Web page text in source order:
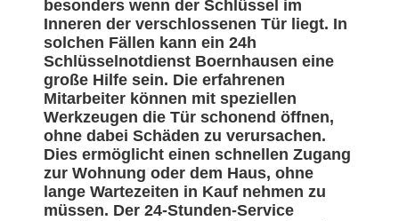
besonders wenn der Schlüssel im
Inneren der verschlossenen Tür liegt. In
solchen Fällen kann ein 24h
Schlüsselnotdienst Boernhausen eine
große Hilfe sein. Die erfahrenen
Mitarbeiter können mit speziellen
Werkzeugen die Tür schonend öffnen,
ohne dabei Schäden zu verursachen.
Dies ermöglicht einen schnellen Zugang
zur Wohnung oder dem Haus, ohne
lange Wartezeiten in Kauf nehmen zu
müssen. Der 24-Stunden-Service